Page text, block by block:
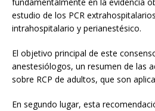
estudio de los PCR
intrahospitalario y perianestésico.
El objetivo principal de este
anestesiólogos, un resumen de las
sobre RCP de adultos, que son
En segundo lugar, esta